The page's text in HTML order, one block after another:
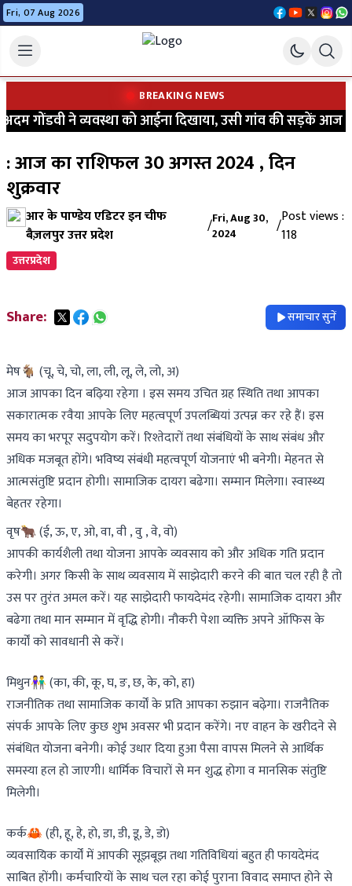
Fri, 07 Aug 2026
BREAKING NEWS
गोंडवी ने व्यवस्था को आईना दिखाया, उसी गांव की सड़कें आज भी
: आज का राशिफल 30 अगस्त 2024 , दिन
शुक्रवार
आर के पाण्डेय एडिटर इन चीफ
बैज़लपुर उत्तर प्रदेश
/Fri, Aug 30,
2024
/Post views :
118
उत्तरप्रदेश
Share: समाचार सुनें
मेष🐐 (चू, चे, चो, ला, ली, लू, ले, लो, अ)
आज आपका दिन बढ़िया रहेगा । इस समय उचित ग्रह स्थिति तथा आपका
सकारात्मक रवैया आपके लिए महत्वपूर्ण उपलब्धियां उत्पन्न कर रहे हैं। इस
समय का भरपूर सदुपयोग करें। रिश्तेदारों तथा संबंधियों के साथ संबंध और
अधिक मजबूत होंगे। भविष्य संबंधी महत्वपूर्ण योजनाएं भी बनेगी। मेहनत से
आत्मसंतुष्टि प्रदान होगी। सामाजिक दायरा बढेगा। सम्मान मिलेगा। स्वास्थ्य
बेहतर रहेगा।
वृष🐂 (ई, ऊ, ए, ओ, वा, वी , वु , वे, वो)
आपकी कार्यशैली तथा योजना आपके व्यवसाय को और अधिक गति प्रदान
करेगी। अगर किसी के साथ व्यवसाय में साझेदारी करने की बात चल रही है तो
उस पर तुरंत अमल करें। यह साझेदारी फायदेमंद रहेगी। सामाजिक दायरा और
बढेगा तथा मान सम्मान में वृद्धि होगी। नौकरी पेशा व्यक्ति अपने ऑफिस के
कार्यों को सावधानी से करें।
मिथुन👫 (का, की, कू, घ, ङ, छ, के, को, हा)
राजनीतिक तथा सामाजिक कार्यों के प्रति आपका रुझान बढ़ेगा। राजनैतिक
संपर्क आपके लिए कुछ शुभ अवसर भी प्रदान करेंगे। नए वाहन के खरीदने से
संबंधित योजना बनेगी। कोई उधार दिया हुआ पैसा वापस मिलने से आर्थिक
समस्या हल हो जाएगी। धार्मिक विचारों से मन शुद्ध होगा व मानसिक संतुष्टि
मिलेगी।
कर्क🦀 (ही, हू, हे, हो, डा, डी, डू, डे, डो)
व्यवसायिक कार्यों में आपकी सूझबूझ तथा गतिविधियां बहुत ही फायदेमंद
साबित होंगी। कर्मचारियों के साथ चल रहा कोई पुराना विवाद समाप्त होने से